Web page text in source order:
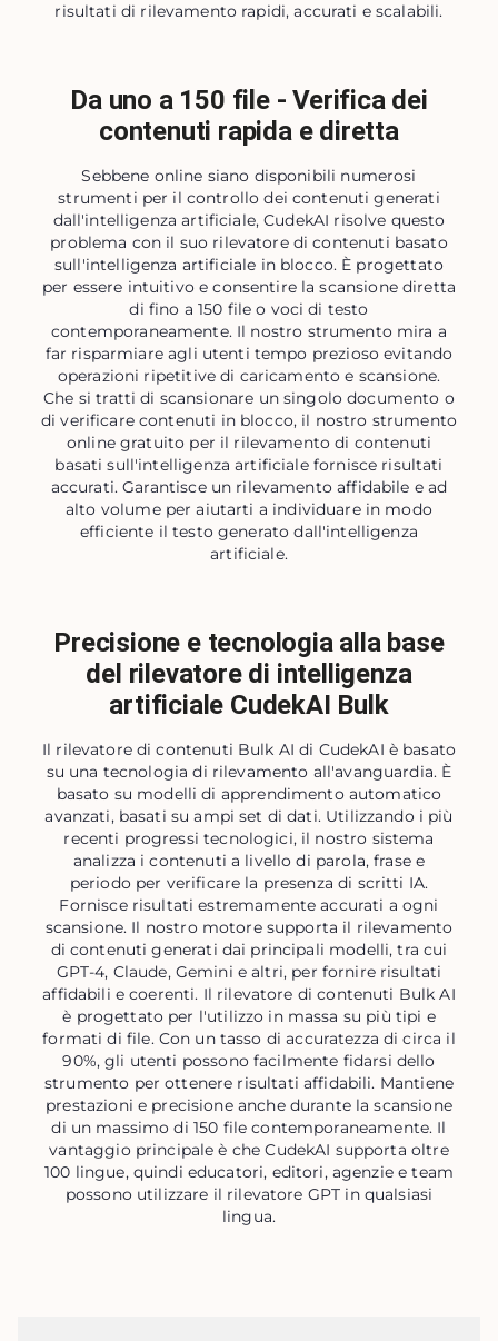
risultati di rilevamento rapidi, accurati e scalabili.
Da uno a 150 file - Verifica dei
contenuti rapida e diretta
Sebbene online siano disponibili numerosi
strumenti per il controllo dei contenuti generati
dall'intelligenza artificiale, CudekAI risolve questo
problema con il suo rilevatore di contenuti basato
sull'intelligenza artificiale in blocco. È progettato
per essere intuitivo e consentire la scansione diretta
di fino a 150 file o voci di testo
contemporaneamente. Il nostro strumento mira a
far risparmiare agli utenti tempo prezioso evitando
operazioni ripetitive di caricamento e scansione.
Che si tratti di scansionare un singolo documento o
di verificare contenuti in blocco, il nostro strumento
online gratuito per il rilevamento di contenuti
basati sull'intelligenza artificiale fornisce risultati
accurati. Garantisce un rilevamento affidabile e ad
alto volume per aiutarti a individuare in modo
efficiente il testo generato dall'intelligenza
artificiale.
Precisione e tecnologia alla base
del rilevatore di intelligenza
artificiale CudekAI Bulk
Il rilevatore di contenuti Bulk AI di CudekAI è basato
su una tecnologia di rilevamento all'avanguardia. È
basato su modelli di apprendimento automatico
avanzati, basati su ampi set di dati. Utilizzando i più
recenti progressi tecnologici, il nostro sistema
analizza i contenuti a livello di parola, frase e
periodo per verificare la presenza di scritti IA.
Fornisce risultati estremamente accurati a ogni
scansione. Il nostro motore supporta il rilevamento
di contenuti generati dai principali modelli, tra cui
GPT-4, Claude, Gemini e altri, per fornire risultati
affidabili e coerenti. Il rilevatore di contenuti Bulk AI
è progettato per l'utilizzo in massa su più tipi e
formati di file. Con un tasso di accuratezza di circa il
90%, gli utenti possono facilmente fidarsi dello
strumento per ottenere risultati affidabili. Mantiene
prestazioni e precisione anche durante la scansione
di un massimo di 150 file contemporaneamente. Il
vantaggio principale è che CudekAI supporta oltre
100 lingue, quindi educatori, editori, agenzie e team
possono utilizzare il rilevatore GPT in qualsiasi
lingua.